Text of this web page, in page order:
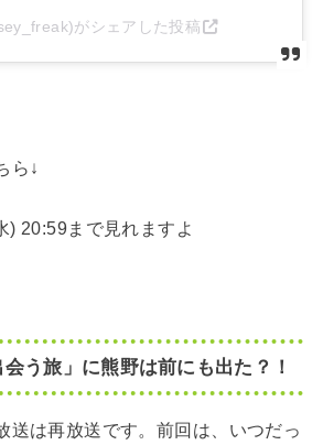
がシェアした投稿
ら↓
) 20:59まで見れますよ
会う旅」に熊野は前にも出た？！
送は再放送です。前回は、いつだっ